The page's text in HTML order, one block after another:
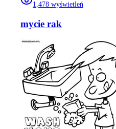
1,478 wyświetleń
mycie rak